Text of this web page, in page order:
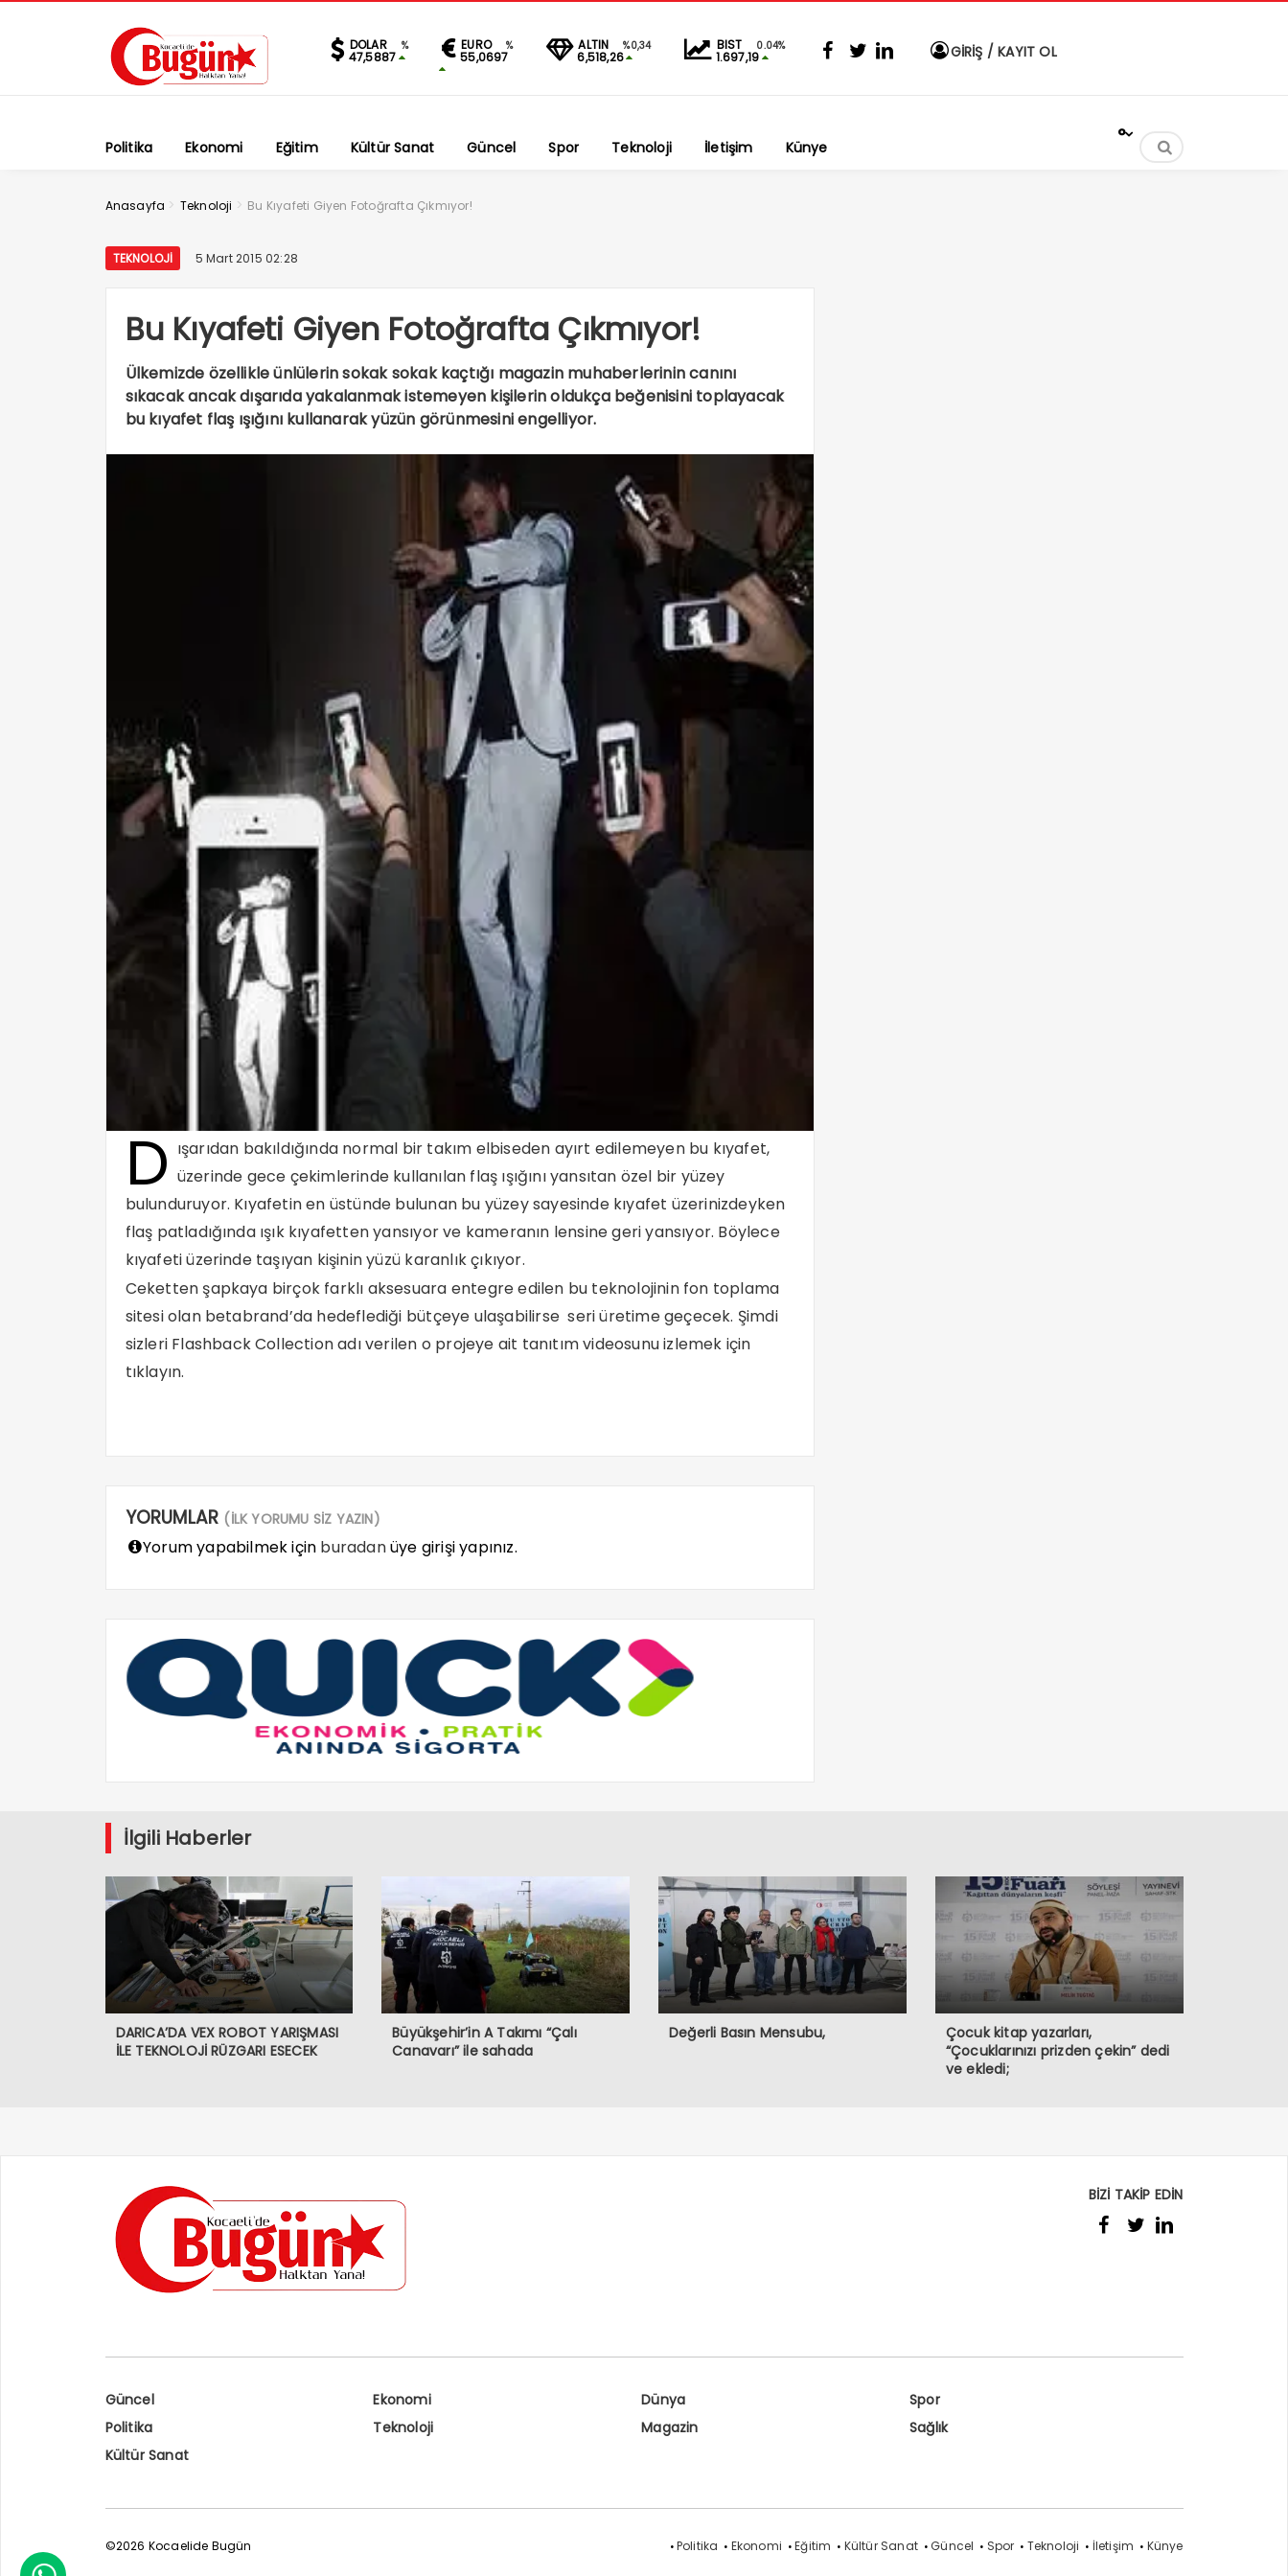
DOLAR %
47,5887
EURO %
55,0697
ALTIN %0,34
6,518,26
BIST 0.04%
1.697,19 GİRİŞ / KAYIT OL
Politika Ekonomi Eğitim Kültür Sanat Güncel Spor Teknoloji İletişim Künye
°
Anasayfa > Teknoloji > Bu Kıyafeti Giyen Fotoğrafta Çıkmıyor!
TEKNOLOJI 5 Mart 2015 02:28
Bu Kıyafeti Giyen Fotoğrafta Çıkmıyor!
Ülkemizde özellikle ünlülerin sokak sokak kaçtığı magazin muhaberlerinin canını
sıkacak ancak dışarıda yakalanmak istemeyen kişilerin oldukça beğenisini toplayacak
bu kıyafet flaş ışığını kullanarak yüzün görünmesini engelliyor.
D ışarıdan bakıldığında normal bir takım elbiseden ayırt edilemeyen bu kıyafet,
üzerinde gece çekimlerinde kullanılan flaş ışığını yansıtan özel bir yüzey
bulunduruyor. Kıyafetin en üstünde bulunan bu yüzey sayesinde kıyafet üzerinizdeyken
flaş patladığında ışık kıyafetten yansıyor ve kameranın lensine geri yansıyor. Böylece
kıyafeti üzerinde taşıyan kişinin yüzü karanlık çıkıyor.
Ceketten şapkaya birçok farklı aksesuara entegre edilen bu teknolojinin fon toplama
sitesi olan betabrand’da hedeflediği bütçeye ulaşabilirse seri üretime geçecek. Şimdi
sizleri Flashback Collection adı verilen o projeye ait tanıtım videosunu izlemek için
tıklayın.
YORUMLAR (İLK YORUMU SİZ YAZIN)
Yorum yapabilmek için buradanüye girişi yapınız.
İlgili Haberler
DARICA’DA VEX ROBOT YARIŞMASI
İLE TEKNOLOJİ RÜZGARI ESECEK
Büyükşehir’in A Takımı “Çalı
Canavarı” ile sahada
Değerli Basın Mensubu,
Çocuk kitap yazarları,
“Çocuklarınızı prizden çekin” dedi
ve ekledi;
BİZİ TAKİP EDİN
Güncel Ekonomi Dünya
Spor
Politika
Teknoloji Magazin
Sağlık
Kültür Sanat
©2026 Kocaelide Bugün Politika Ekonomi Eğitim Kültür Sanat Güncel Spor Teknoloji İletişim Künye